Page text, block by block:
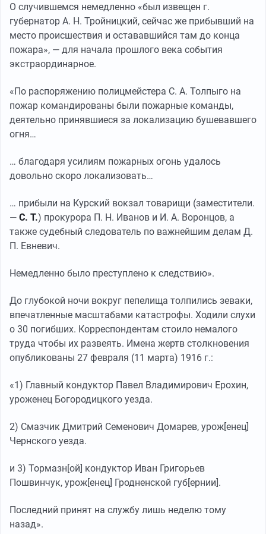
О случившемся немедленно «был извещен г.
губернатор А. Н. Тройницкий, сейчас же прибывший на
место происшествия и остававшийся там до конца
пожара», — для начала прошлого века события
экстраординарное.
«По распоряжению полицмейстера С. А. Толпыго на
пожар командированы были пожарные команды,
деятельно принявшиеся за локализацию бушевавшего
огня…
… благодаря усилиям пожарных огонь удалось
довольно скоро локализовать…
… прибыли на Курский вокзал товарищи (заместители.
— С. Т.) прокурора П. Н. Иванов и И. А. Воронцов, а
также судебный следователь по важнейшим делам Д.
П. Евневич.
Немедленно было преступлено к следствию».
До глубокой ночи вокруг пепелища толпились зеваки,
впечатленные масштабами катастрофы. Ходили слухи
о 30 погибших. Корреспондентам стоило немалого
труда чтобы их развеять. Имена жертв столкновения
опубликованы 27 февраля (11 марта) 1916 г.:
«1) Главный кондуктор Павел Владимирович Ерохин,
уроженец Богородицкого уезда.
2) Смазчик Дмитрий Семенович Домарев, урож[енец]
Чернского уезда.
и 3) Тормазн[ой] кондуктор Иван Григорьев
Пошвинчук, урож[енец] Гродненской губ[ернии].
Последний принят на службу лишь неделю тому
назад».